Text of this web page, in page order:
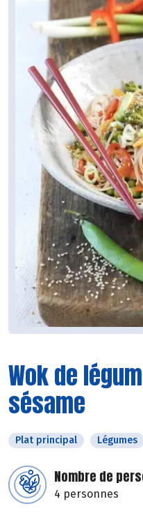
Wok de
sésame
Plat principal Légumes
Nombre de
4 personnes